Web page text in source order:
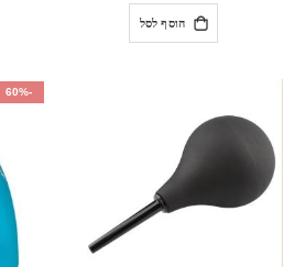
הוסף לסל
-60%